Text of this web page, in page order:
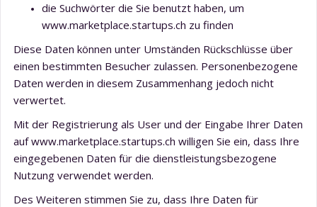
die Suchwörter die Sie benutzt haben, um
www.marketplace.startups.ch zu finden
Diese Daten können unter Umständen Rückschlüsse über
einen bestimmten Besucher zulassen. Personenbezogene
Daten werden in diesem Zusammenhang jedoch nicht
verwertet.
Mit der Registrierung als User und der Eingabe Ihrer Daten
auf www.marketplace.startups.ch willigen Sie ein, dass Ihre
eingegebenen Daten für die dienstleistungsbezogene
Nutzung verwendet werden.
Des Weiteren stimmen Sie zu, dass Ihre Daten für